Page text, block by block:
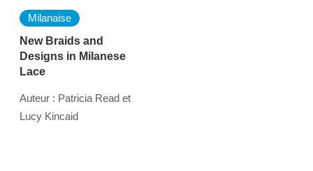
Milanaise
New Braids and
Designs in Milanese
Lace
Auteur : Patricia Read et
Lucy Kincaid